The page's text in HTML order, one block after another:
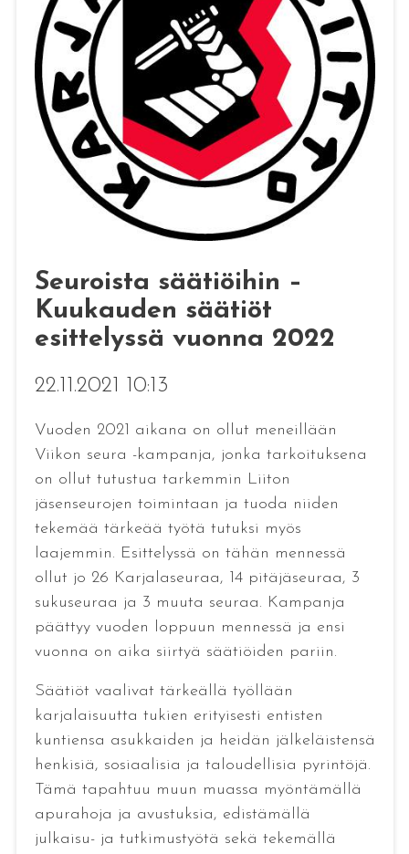
Seuroista säätiöihin –
Kuukauden säätiöt
esittelyssä vuonna 2022
22.11.2021 10:13
Vuoden 2021 aikana on ollut meneillään
Viikon seura -kampanja, jonka tarkoituksena
on ollut tutustua tarkemmin Liiton
jäsenseurojen toimintaan ja tuoda niiden
tekemää tärkeää työtä tutuksi myös
laajemmin. Esittelyssä on tähän mennessä
ollut jo 26 Karjalaseuraa, 14 pitäjäseuraa, 3
sukuseuraa ja 3 muuta seuraa. Kampanja
päättyy vuoden loppuun mennessä ja ensi
vuonna on aika siirtyä säätiöiden pariin.
Säätiöt vaalivat tärkeällä työllään
karjalaisuutta tukien erityisesti entisten
kuntiensa asukkaiden ja heidän jälkeläistensä
henkisiä, sosiaalisia ja taloudellisia pyrintöjä.
Tämä tapahtuu muun muassa myöntämällä
apurahoja ja avustuksia, edistämällä
julkaisu- ja tutkimustyötä sekä tekemällä